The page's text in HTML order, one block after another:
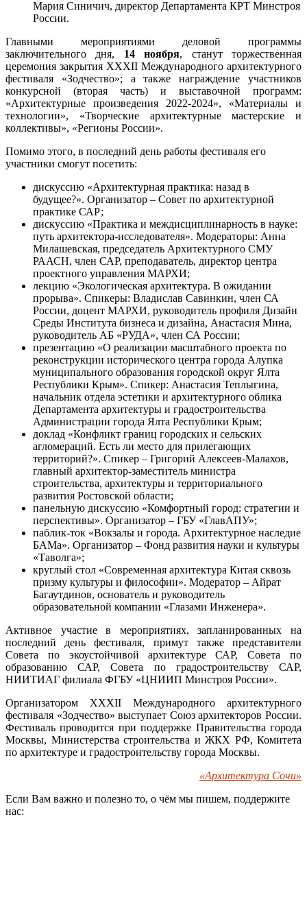
Мария Синичич, директор Департамента КРТ Минстроя
России.
Главными мероприятиями деловой программы
заключительного дня, 14 ноября, станут торжественная
церемония закрытия XXXII Международного архитектурного
фестиваля «Зодчество»; а также награждение участников
конкурсной (вторая часть) и выставочной программ:
«Архитектурные произведения 2022-2024», «Материалы и
технологии», «Творческие архитектурные мастерские и
коллективы», «Регионы России».
Помимо этого, в последний день работы фестиваля его
участники смогут посетить:
дискуссию «Архитектурная практика: назад в
будущее?». Организатор – Совет по архитектурной
практике САР;
дискуссию «Практика и междисциплинарность в науке:
путь архитектора-исследователя». Модераторы: Анна
Милашевская, председатель Архитектурного СМУ
РААСН, член САР, преподаватель, директор центра
проектного управления МАРХИ;
лекцию «Экологическая архитектура. В ожидании
прорыва». Спикеры: Владислав Савинкин, член СА
России, доцент МАРХИ, руководитель профиля Дизайн
Среды Института бизнеса и дизайна, Анастасия Мина,
руководитель АБ «РУДА», член СА России;
презентацию «О реализации масштабного проекта по
реконструкции исторического центра города Алупка
муниципального образования городской округ Ялта
Республики Крым». Спикер: Анастасия Теплыгина,
начальник отдела эстетики и архитектурного облика
Департамента архитектуры и градостроительства
Администрации города Ялта Республики Крым;
доклад «Конфликт границ городских и сельских
агломераций. Есть ли место для прилегающих
территорий?». Спикер – Григорий Алексеев-Малахов,
главный архитектор-заместитель министра
строительства, архитектуры и территориального
развития Ростовской области;
панельную дискуссию «Комфортный город: стратегии и
перспективы». Организатор – ГБУ «ГлавАПУ»;
паблик-ток «Вокзалы и города. Архитектурное наследие
БАМа». Организатор – Фонд развития науки и культуры
«Таволга»;
круглый стол «Современная архитектура Китая сквозь
призму культуры и философии». Модератор – Айрат
Багаутдинов, основатель и руководитель
образовательной компании «Глазами Инженера».
Активное участие в мероприятиях, запланированных на
последний день фестиваля, примут также представители
Совета по экоустойчивой архитектуре САР, Совета по
образованию САР, Совета по градостроительству САР,
НИИТИАГ филиала ФГБУ «ЦНИИП Минстроя России».
Организатором XXXII Международного архитектурного
фестиваля «Зодчество» выступает Союз архитекторов России.
Фестиваль проводится при поддержке Правительства города
Москвы, Министерства строительства и ЖКХ РФ, Комитета
по архитектуре и градостроительству города Москвы.
«Архитектура Сочи»
Если Вам важно и полезно то, о чём мы пишем, поддержите
нас: